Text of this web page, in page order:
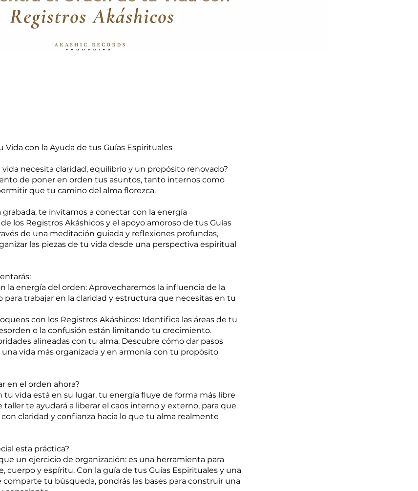
Vida con la Ayuda de tus Guías Espirituales
necesita claridad, equilibrio y un propósito renovado?
de poner en orden tus asuntos, tanto internos como
que tu camino del alma florezca.
grabada, te invitamos a conectar con la energía
los Registros Akáshicos y el apoyo amoroso de tus Guías
de una meditación guiada y reflexiones profundas,
las piezas de tu vida desde una perspectiva espiritual
la energía del orden: Aprovecharemos la influencia de la
para trabajar en la claridad y estructura que necesitas en tu
con los Registros Akáshicos: Identifica las áreas de tu
o la confusión están limitando tu crecimiento.
alineadas con tu alma: Descubre cómo dar pasos
vida más organizada y en armonía con tu propósito
en el orden ahora?
tu vida está en su lugar, tu energía fluye de forma más libre
taller te ayudará a liberar el caos interno y externo, para que
con claridad y confianza hacia lo que tu alma realmente
esta práctica?
un ejercicio de organización: es una herramienta para
cuerpo y espíritu. Con la guía de tus Guías Espirituales y una
tu búsqueda, pondrás las bases para construir una